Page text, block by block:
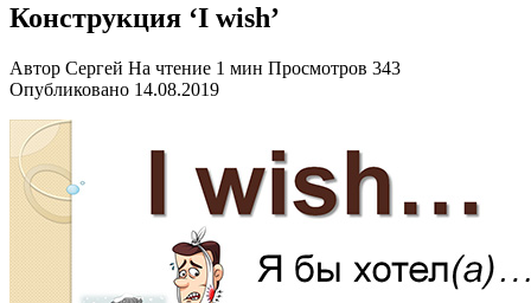
Конструкция ‘I wish’
Автор Сергей На чтение 1 мин Просмотров 343
Опубликовано 14.08.2019